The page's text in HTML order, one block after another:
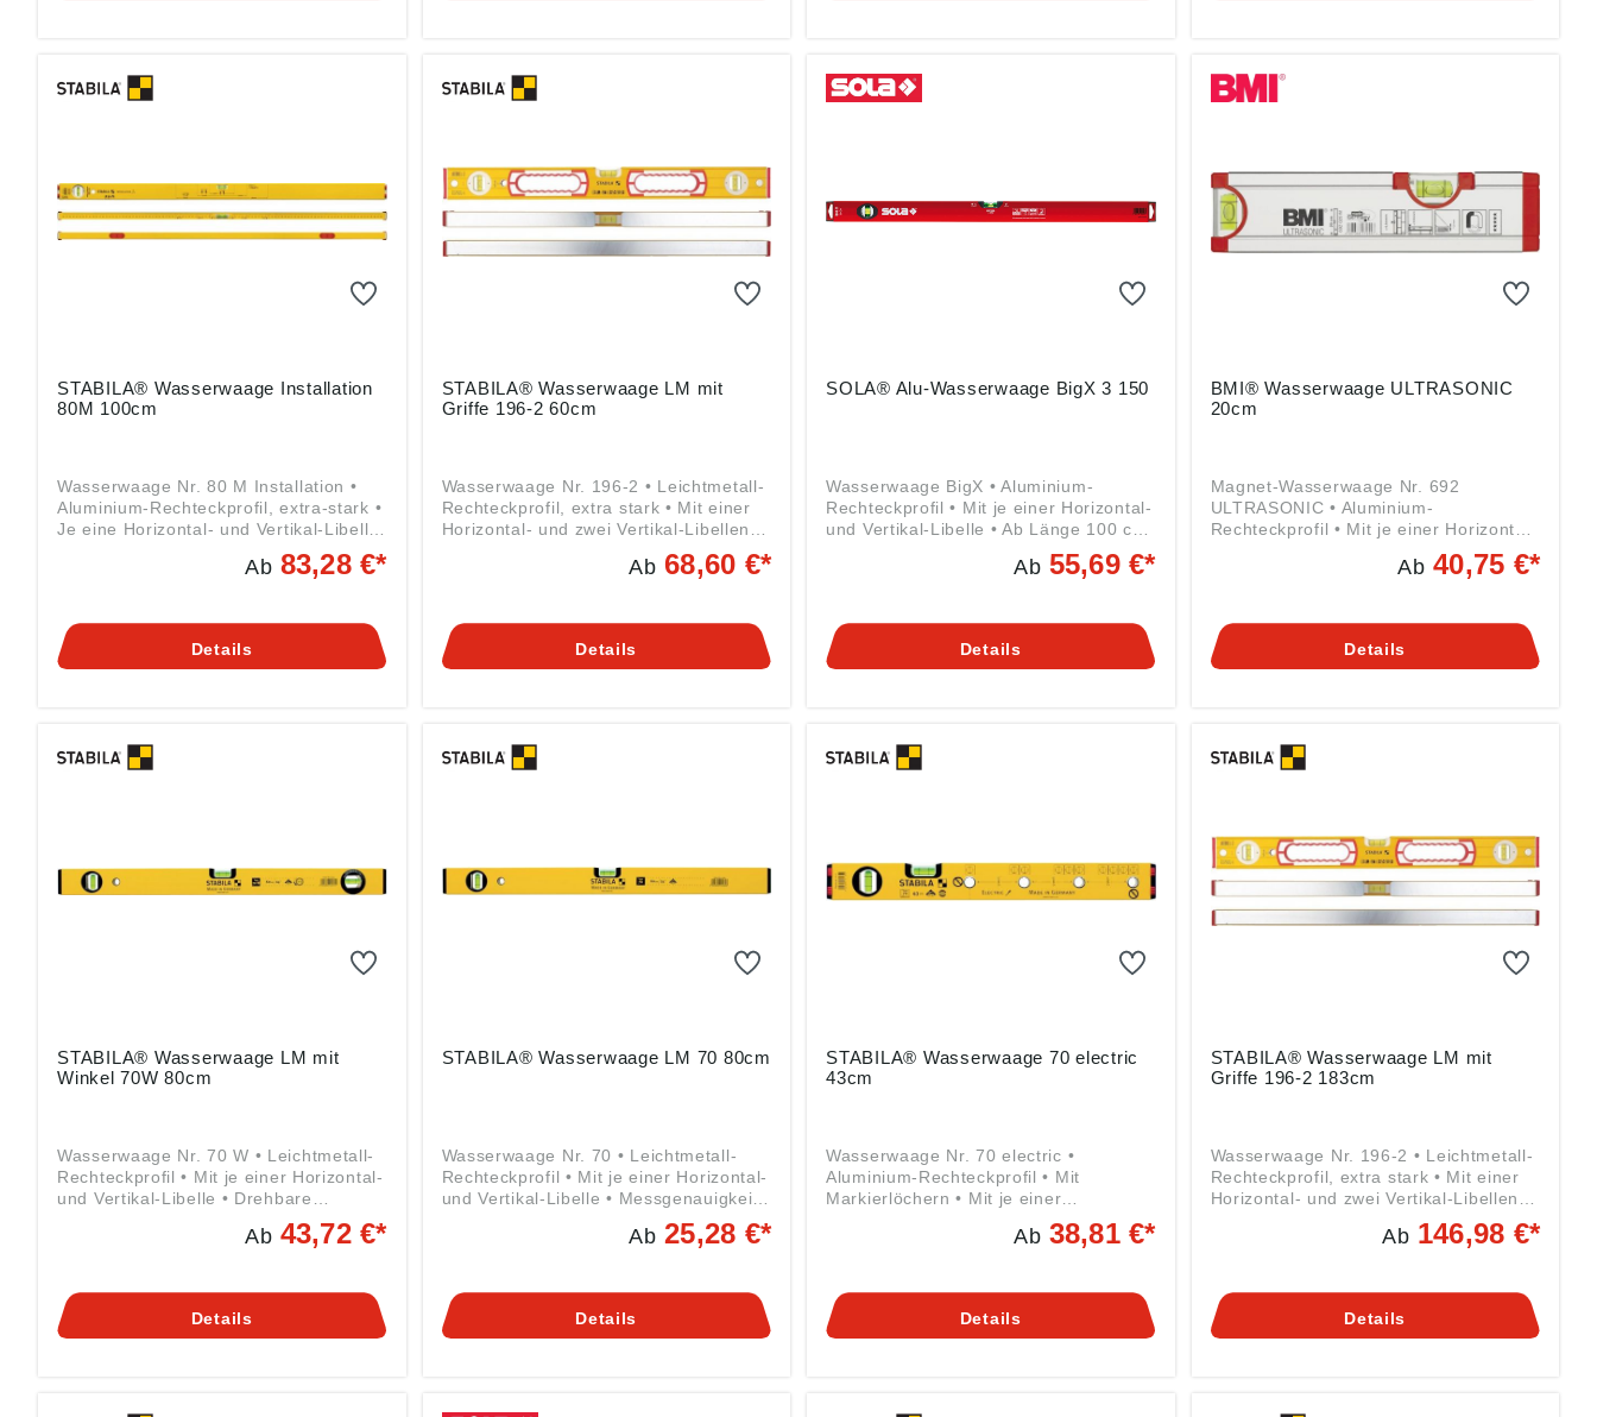
info@stabila.de
info@stabila.de
Produktsicherheitsverordnung ((EU)
2023/998): SOLA-Messwerkzeuge
STABILA® Wasserwaage Installation
80M 100cm
Wasserwaage Nr. 80 M Installation •
Aluminium-Rechteckprofil, extra-stark •
Je eine Horizontal- und Vertikal-Libelle
• Endkappen mit beidseitigen Rutsch-
Stoppern • Seltenerd-Magneten • 6-
Skalierung in mm auf der Oberseite der
Wasserwaage zum Übertragen von
0,029° = 0,5 mm/m Angaben gemäß
Produktsicherheitsverordnung ((EU)
Ab 83,28 €*
Details
STABILA® Wasserwaage LM mit
Griffe 196-2 60cm
Wasserwaage Nr. 196-2 • Leichtmetall-
Rechteckprofil, extra stark • Mit einer
Horizontal- und zwei Vertikal-Libellen •
Je zwei gefräste Messflächen und
Durchgrifföffnungen • Messgenauigkeit
0,029° = 0, 5 mm/m Angaben gemäß
Produktsicherheitsverordnung ((EU)
info@stabila.de
Ab68,60 €*
Details
SOLA® Alu-Wasserwaage BigX 3 150
Wasserwaage BigX • Aluminium-
Rechteckprofil • Mit je einer Horizontal-
und Vertikal-Libelle • Ab Länge 100 cm
mit 2 Vertikallibellen • Stoßdämpfende,
schockabsorbierende Endkappen •
Umschlagmessung 0,043° = 0,75
mm/m • Für horizontale und vertikale
Produktsicherheitsverordnung ((EU)
2023/998): SOLA-Messwerkzeuge
Ab 55,69 €*
Details
BMI® Wasserwaage ULTRASONIC
20cm
Magnet-Wasserwaage Nr. 692
ULTRASONIC • Aluminium-
Rechteckprofil • Mit je einer Horizontal-
und Vertikal-Libelle • Horinzontallibelle
mit Lupeneffekt • Magnet in der Sohle •
Umschlagmessung = 0,5 mm/m
Angaben gemäß
91217 Hersbruck, DE, info@bmi.de
Ab40,75 €*
Details
STABILA® Wasserwaage LM mit
Winkel 70W 80cm
Wasserwaage Nr. 70 W • Leichtmetall-
Rechteckprofil • Mit je einer Horizontal-
und Vertikal-Libelle • Drehbare
Winkelmess-Libelle, mit Winkelteilung •
Toleranz des Winkelmessers: ± 0,3° •
Produktsicherheitsverordnung ((EU)
2023/998): STABILA Messgeräte
Ab 43,72 €*
Details
STABILA® Wasserwaage LM 70 80cm
Wasserwaage Nr. 70 • Leichtmetall-
Rechteckprofil • Mit je einer Horizontal-
und Vertikal-Libelle • Messgenauigkeit
Normalmessung 0,029° = 0,5 mm/m
Gustav Ullrich GmbH, Landauer Str.
45, 76855 Annweiler, DE,
Ab25,28 €*
Details
STABILA® Wasserwaage 70 electric
43cm
Wasserwaage Nr. 70 electric •
Aluminium-Rechteckprofil • Mit
Markierlöchern • Mit je einer
Horizontal- und Vertikal-Libelle •
Endkappen mit beidseitigen Rutsch-
DIN 49075 • Messgenauigkeit
Normalmessung 0,029° = 0,5 mm/m
Gustav Ullrich GmbH, Landauer Str.
Ab 38,81 €*
Details
STABILA® Wasserwaage LM mit
Griffe 196-2 183cm
Wasserwaage Nr. 196-2 • Leichtmetall-
Rechteckprofil, extra stark • Mit einer
Horizontal- und zwei Vertikal-Libellen •
Je zwei gefräste Messflächen und
Durchgrifföffnungen • Messgenauigkeit
0,029° = 0, 5 mm/m Angaben gemäß
Produktsicherheitsverordnung ((EU)
info@stabila.de
Ab 146,98 €*
Details